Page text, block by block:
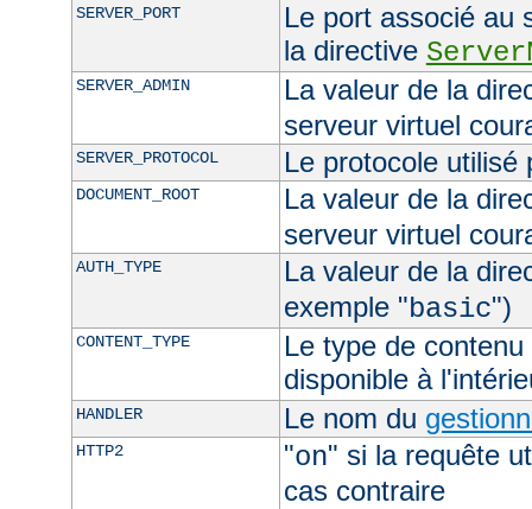
SERVER_PORT
Le port associé au
la directive
SERVER_ADMIN
La valeur de la
serveur virtuel
SERVER_PROTOCOL Le protocole utilisé
DOCUMENT_ROOT
La valeur de la
serveur virtuel
AUTH_TYPE
La valeur de la
exemple "basic")
CONTENT_TYPE
Le type de
disponible à
HANDLER Le nom du
HTTP2 "on" si la requête
cas contraire